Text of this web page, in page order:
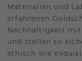
Materialien und
erfahrenen
Nachhaltigkeit mit
und stellen so
ethisch wie